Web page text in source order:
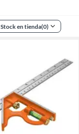
Stock en tienda(0)